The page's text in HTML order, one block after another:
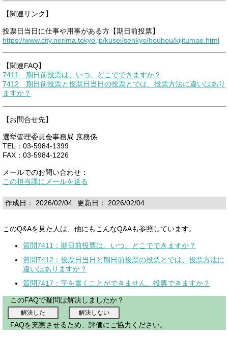
【関連リンク】
投票日当日に仕事や用事がある方【期日前投票】
https://www.city.nerima.tokyo.jp/kusei/senkyo/houhou/kijitumae.html
【関連FAQ】
7411 期日前投票は、いつ、どこでできますか？
7412 期日前投票と投票日当日の投票とでは、投票方法に違いはあり
ますか？
【お問合せ先】
選挙管理委員会事務局 庶務係
TEL：03-5984-1399
FAX：03-5984-1226
メールでのお問い合わせ：
この担当課にメールを送る
作成日： 2026/02/04 更新日： 2026/02/04
このQ&Aを見た人は、他にもこんなQ&Aも参照しています。
質問7411：期日前投票は、いつ、どこでできますか？
質問7412：投票日当日と期日前投票の投票とでは、投票方法に
違いはありますか？
質問7417：字を書くことができません。投票できますか？
このFAQで疑問は解決しましたか？
FAQを充実させるため、評価にご協力ください。